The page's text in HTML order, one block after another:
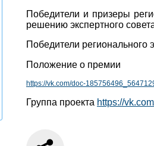
Победители и призеры
решению экспертного
Победители
Положение о премии
https://vk.com/doc-
Группа проекта https://